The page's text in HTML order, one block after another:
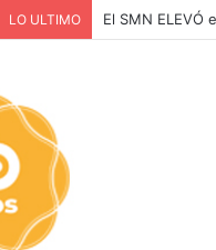
LO ULTIMO Los